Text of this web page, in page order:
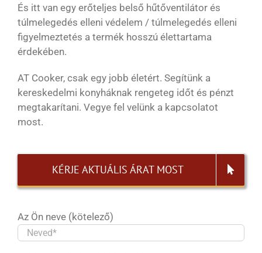
És itt van egy erőteljes belső hűtőventilátor és
túlmelegedés elleni védelem / túlmelegedés elleni
figyelmeztetés a termék hosszú élettartama
érdekében.
AT Cooker, csak egy jobb életért. Segítünk a
kereskedelmi konyháknak rengeteg időt és pénzt
megtakarítani. Vegye fel velünk a kapcsolatot
most.
KÉRJE AKTUÁLIS ÁRAT MOST
Az Ön neve (kötelező)